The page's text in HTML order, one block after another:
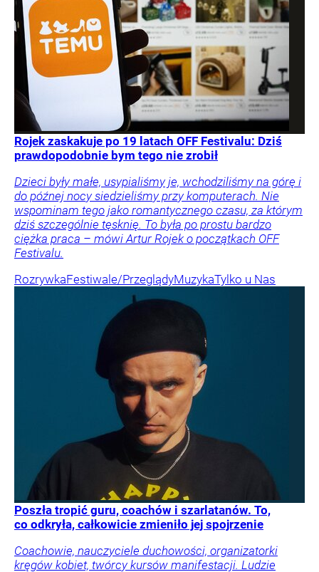
Rojek zaskakuje po 19 latach OFF Festivalu: Dziś
prawdopodobnie bym tego nie zrobił
Dzieci były małe, usypialiśmy je, wchodziliśmy na górę i
do późnej nocy siedzieliśmy przy komputerach. Nie
wspominam tego jako romantycznego czasu, za którym
dziś szczególnie tęsknię. To była po prostu bardzo
ciężka praca – mówi Artur Rojek o początkach OFF
Festivalu.
RozrywkaFestiwale/PrzeglądyMuzykaTylko u Nas
Poszła tropić guru, coachów i szarlatanów. To,
co odkryła, całkowicie zmieniło jej spojrzenie
Coachowie, nauczyciele duchowości, organizatorki
kręgów kobiet, twórcy kursów manifestacji. Ludzie